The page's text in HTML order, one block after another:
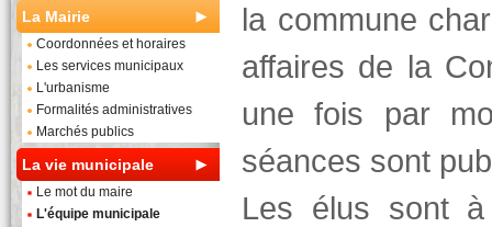
La Mairie
Coordonnées et horaires
Les services municipaux
L'urbanisme
Formalités administratives
Marchés publics
La vie municipale
Le mot du maire
L'équipe municipale
la commune
affaires de la
une fois par
séances sont
Les élus sont